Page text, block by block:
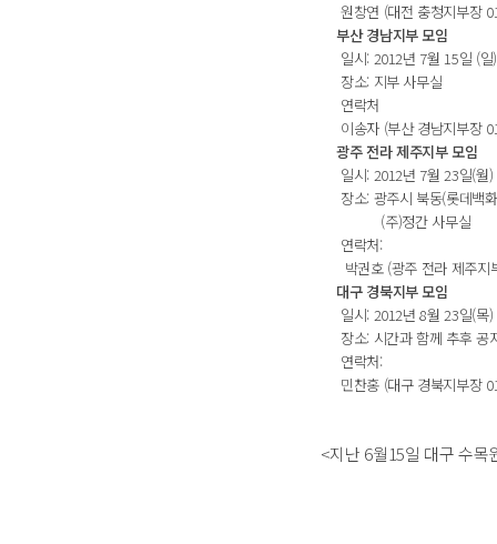
원창연 (대전 충청지부장
부산 경남지부 모임
일시: 2012년 7월 15일 (일
장소: 지부 사무실
연락처
이송자 (부산 경남지부장
광주 전라 제주지부 모임
일시: 2012년 7월 23일(
장소: 광주시 북동(롯데백
(주)정간 사무실
연락처:
박권호 (광주 전라 제주지
대구 경북지부 모임
일시: 2012년 8월 23일(목)
장소: 시간과 함께 추후 공
연락처:
민찬홍 (대구 경북지부장
<지난 6월15일 대구 수